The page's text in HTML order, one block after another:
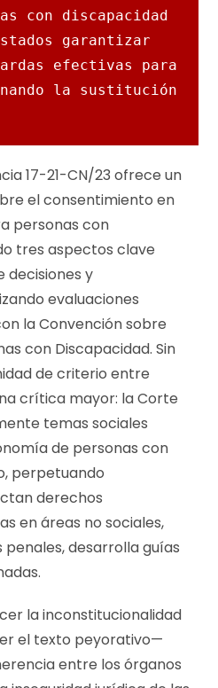
con discapacidad
garantizar
efectivas para
la sustitución
17-21-CN/23 ofrece un
el consentimiento en
personas con
tres aspectos clave
decisiones y
evaluaciones
la Convención sobre
con Discapacidad. Sin
de criterio entre
crítica mayor: la Corte
temas sociales
de personas con
perpetuando
derechos
en áreas no sociales,
desarrolla guías
la inconstitucionalidad
el texto peyorativo—
entre los órganos